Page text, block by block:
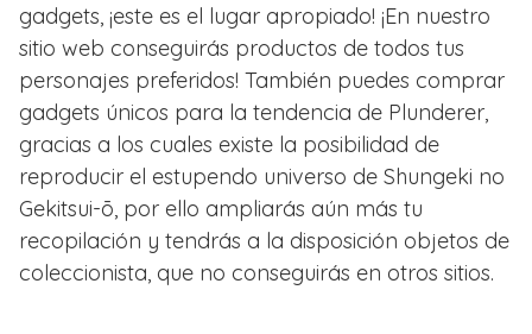
gadgets, ¡este es el lugar apropiado! ¡En nuestro
sitio web conseguirás productos de todos tus
personajes preferidos! También puedes comprar
gadgets únicos para la tendencia de Plunderer,
gracias a los cuales existe la posibilidad de
reproducir el estupendo universo de Shungeki no
Gekitsui-ō, por ello ampliarás aún más tu
recopilación y tendrás a la disposición objetos de
coleccionista, que no conseguirás en otros sitios.